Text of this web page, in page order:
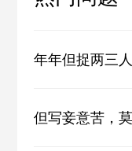
年年但捉两三
但写妾意苦，